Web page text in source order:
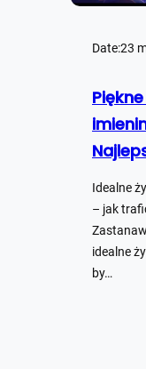
Date:23
Idealne
– jak
idealne
by…